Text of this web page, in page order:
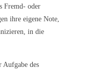
Fremd- oder
ihre eigene Note,
in die
Aufgabe des